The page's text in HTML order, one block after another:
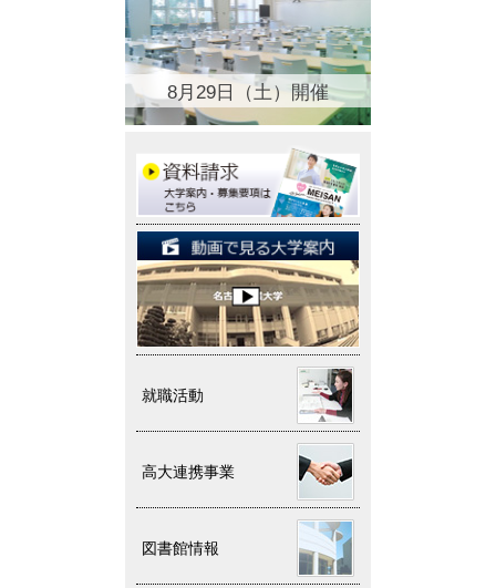
8月29日（土）開催
就職活動
高大連携事業
図書館情報